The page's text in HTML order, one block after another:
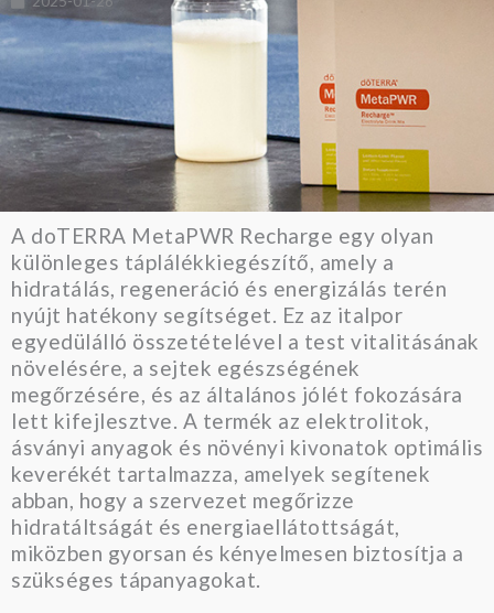
A doTERRA MetaPWR Recharge egy olyan
különleges táplálékkiegészítő, amely a
hidratálás, regeneráció és energizálás terén
nyújt hatékony segítséget. Ez az italpor
egyedülálló összetételével a test vitalitásának
növelésére, a sejtek egészségének
megőrzésére, és az általános jólét fokozására
lett kifejlesztve. A termék az elektrolitok,
ásványi anyagok és növényi kivonatok optimális
keverékét tartalmazza, amelyek segítenek
abban, hogy a szervezet megőrizze
hidratáltságát és energiaellátottságát,
miközben gyorsan és kényelmesen biztosítja a
szükséges tápanyagokat.